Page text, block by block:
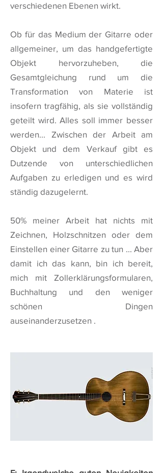
verschiedenen Ebenen wirkt.
Ob für das Medium der Gitarre oder
allgemeiner, um das handgefertigte
Objekt hervorzuheben, die
Gesamtgleichung rund um die
Transformation von Materie ist
insofern tragfähig, als sie vollständig
geteilt wird. Alles soll immer besser
werden... Zwischen der Arbeit am
Objekt und dem Verkauf gibt es
Dutzende von unterschiedlichen
Aufgaben zu erledigen und es wird
ständig dazugelernt.
50% meiner Arbeit hat nichts mit
Zeichnen, Holzschnitzen oder dem
Einstellen einer Gitarre zu tun ... Aber
damit ich das kann, bin ich bereit,
mich mit Zollerklärungsformularen,
Buchhaltung und den weniger
schönen Dingen
auseinanderzusetzen .